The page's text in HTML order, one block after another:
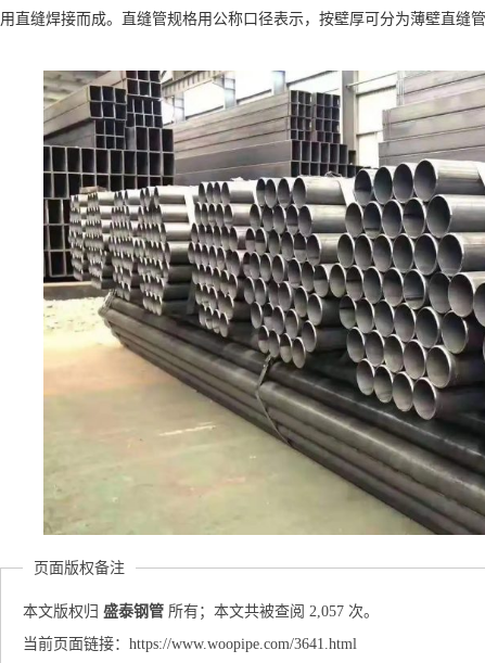
用直缝焊接而成。直缝管规格用公称口径表示，按壁厚可分为薄壁直缝
页面版权备注
本文版权归盛泰钢管 所有；本文共被查阅 2,057 次。
当前页面链接：https://www.woopipe.com/3641.html